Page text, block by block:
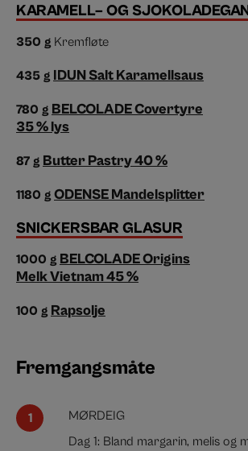
KARAMELL– OG
350 g Kremfløte
435 g IDUN Salt Karamellsaus
780 g BELCOLADE Covertyre
35 % lys
87 g Butter Pastry 40 %
1180 g ODENSE Mandelsplitter
SNICKERSBAR GLASUR
1000 g BELCOLADE Origins
Melk Vietnam 45 %
100 g Rapsolje
Fremgangsmåte
MØRDEIG
Dag 1: Bland margarin, melis og